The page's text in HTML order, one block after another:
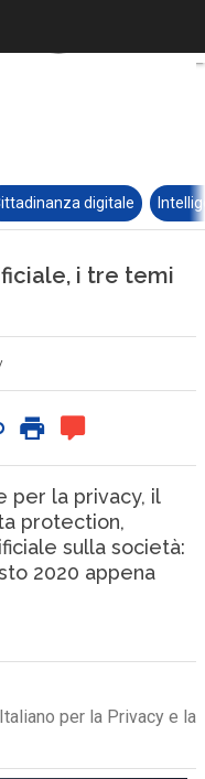
digitale
i tre temi
per la privacy, il
protection,
sulla società:
2020 appena
per la Privacy e la